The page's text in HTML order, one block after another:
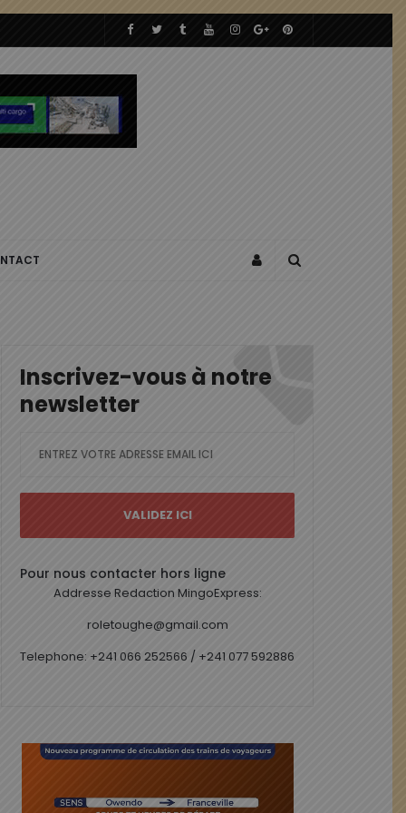
Inscrivez-vous à notre
newsletter
Pour nous contacter hors ligne
Addresse Redaction MingoExpress:
roletoughe@gmail.com
Telephone: +241 066 252566 / +241 077 592886